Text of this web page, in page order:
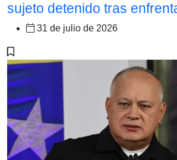
sujeto detenido tras
31 de julio de 2026